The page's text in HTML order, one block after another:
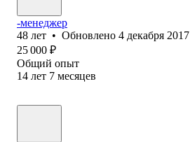
-менеджер
48 лет • Обновлено 4 декабря 2017
25 000 ₽
Общий опыт
14 лет 7 месяцев